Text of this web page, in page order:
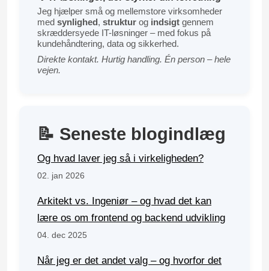
Jeg hjælper små og mellemstore virksomheder
med synlighed, struktur og indsigt gennem
skræddersyede IT-løsninger – med fokus på
kundehåndtering, data og sikkerhed.
Direkte kontakt. Hurtig handling. Én person – hele
vejen.
📝 Seneste blogindlæg
Og hvad laver jeg så i virkeligheden?
02. jan 2026
Arkitekt vs. Ingeniør – og hvad det kan
lære os om frontend og backend udvikling
04. dec 2025
Når jeg er det andet valg – og hvorfor det